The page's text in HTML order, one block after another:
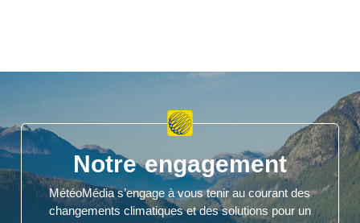
Notre engagement
MétéoMédia s’engage à vous tenir au courant des
changements climatiques et des solutions pour un